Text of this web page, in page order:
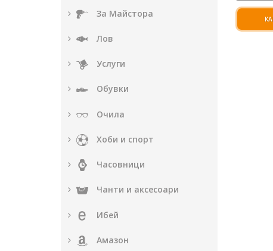
За Майстора
Лов
Услуги
Обувки
Очила
Хоби и спорт
Часовници
Чанти и аксесоари
Ибей
Амазон